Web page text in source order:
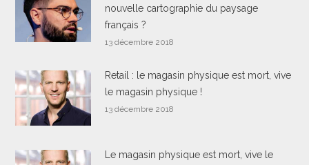
nouvelle cartographie du paysage
français ?
13 décembre 2018
Retail : le magasin physique est mort, vive
le magasin physique !
13 décembre 2018
Le magasin physique est mort, vive le